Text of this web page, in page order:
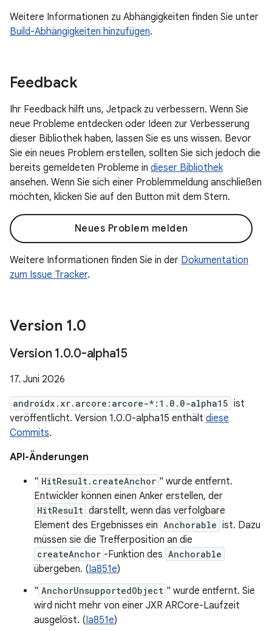
Weitere Informationen zu Abhängigkeiten finden Sie unter
Build-Abhängigkeiten hinzufügen.
Feedback
Ihr Feedback hilft uns, Jetpack zu verbessern. Wenn Sie
neue Probleme entdecken oder Ideen zur Verbesserung
dieser Bibliothek haben, lassen Sie es uns wissen. Bevor
Sie ein neues Problem erstellen, sollten Sie sich jedoch die
bereits gemeldeten Probleme in dieser Bibliothek
ansehen. Wenn Sie sich einer Problemmeldung anschließen
möchten, klicken Sie auf den Button mit dem Stern.
Neues Problem melden
Weitere Informationen finden Sie in der Dokumentation
zum Issue Tracker.
Version 1.0
Version 1.0.0-alpha15
17. Juni 2026
androidx.xr.arcore:arcore-*:1.0.0-alpha15 ist
veröffentlicht. Version 1.0.0-alpha15 enthält diese
Commits.
API-Änderungen
" HitResult.createAnchor " wurde entfernt.
Entwickler können einen Anker erstellen, der
HitResult darstellt, wenn das verfolgbare
Element des Ergebnisses ein Anchorable ist. Dazu
müssen sie die Trefferposition an die
createAnchor -Funktion des Anchorable
übergeben. (Ia851e)
" AnchorUnsupportedObject " wurde entfernt. Sie
wird nicht mehr von einer JXR ARCore-Laufzeit
ausgelöst. (Ia851e)